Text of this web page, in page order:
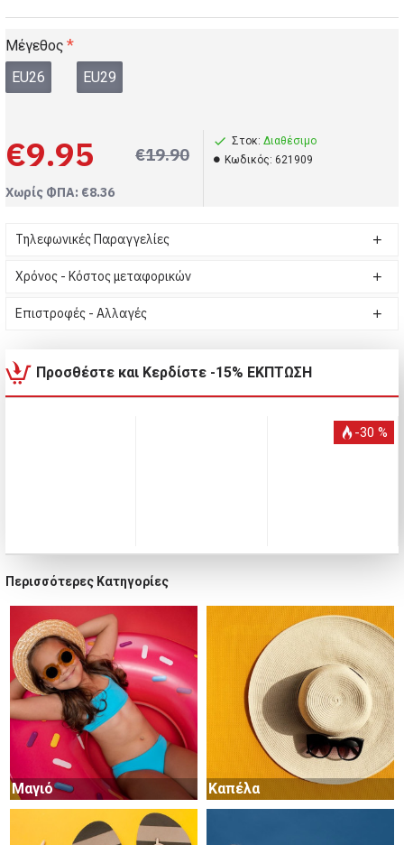
€9.95 €19.90
Χωρίς ΦΠΑ: €8.36
Στοκ: Διαθέσιμο
Kωδικός: 621909
Μέγεθος
EU26
EU29
Τηλεφωνικές Παραγγελίες
Χρόνος - Κόστος μεταφορικών
Επιστροφές - Αλλαγές
Προσθέστε και Κερδίστε -15% ΕΚΠΤΩΣΗ
-30 %
Περισσότερες Κατηγορίες
Μαγιό Καπέλα